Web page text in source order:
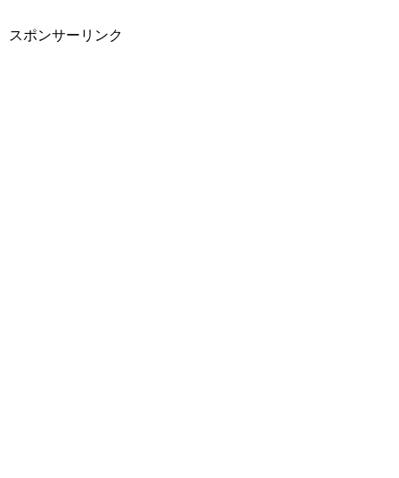
スポンサーリンク